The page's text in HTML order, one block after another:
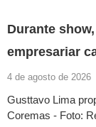
Durante
empresariar
4 de agosto de 2026
Gusttavo Lima
Coremas - Foto: